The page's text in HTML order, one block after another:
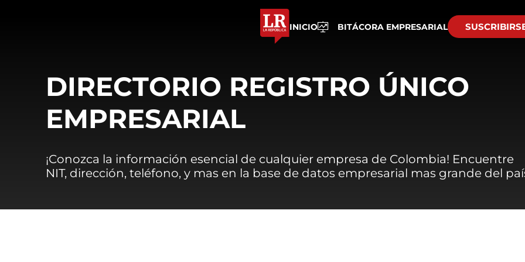
INICIO BITÁCORA EMPRESARIAL
DIRECTORIO REGISTRO ÚNICO
EMPRESARIAL
¡Conozca la información esencial de cualquier empresa de Colombia! Encuentre
NIT, dirección, teléfono, y mas en la base de datos empresarial mas grande del